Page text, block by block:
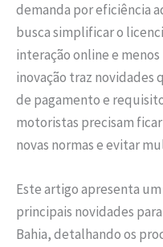
demanda por eficiência
busca simplificar o
interação online e
inovação traz novidades
de pagamento e
motoristas precisam
novas normas e evitar
Este artigo apresenta
principais novidades
Bahia, detalhando os